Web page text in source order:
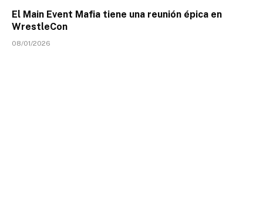
El Main Event Mafia tiene una reunión épica en
WrestleCon
08/01/2026